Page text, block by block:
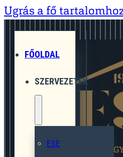
Ugrás a fő
FŐOLDAL
SZERVEZETEK
ESE
EGYMÁST SEGÍTŐ